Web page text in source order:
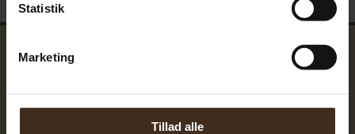
Statistik
Marketing
Tillad alle
© Greentools.dk 2017. Alla rättigheter förbehållna.